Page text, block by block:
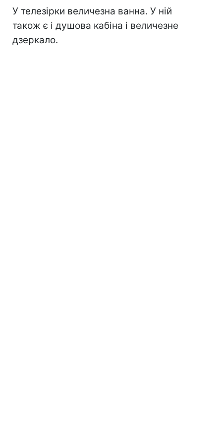
У телезірки величезна ванна. У ній
також є і душова кабіна і величезне
дзеркало.